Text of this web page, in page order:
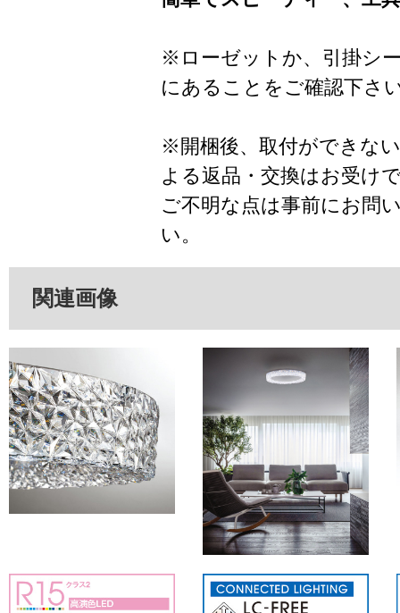
※ローゼットか、引掛シ
にあることをご確認下さ
※開梱後、取付ができな
よる返品・交換はお受け
ご不明な点は事前にお問
い。
関連画像